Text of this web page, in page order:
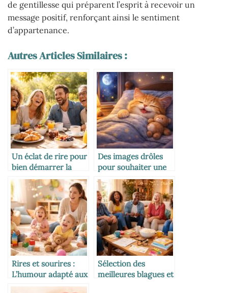
de gentillesse qui préparent l’esprit à recevoir un
message positif, renforçant ainsi le sentiment
d’appartenance.
Autres Articles Similaires :
Un éclat de rire pour
bien démarrer la
journée : l’humour
du matin
Des images drôles
pour souhaiter une
bonne nuit avec le
sourire
Rires et sourires :
L’humour adapté aux
tout-petits
Sélection des
meilleures blagues et